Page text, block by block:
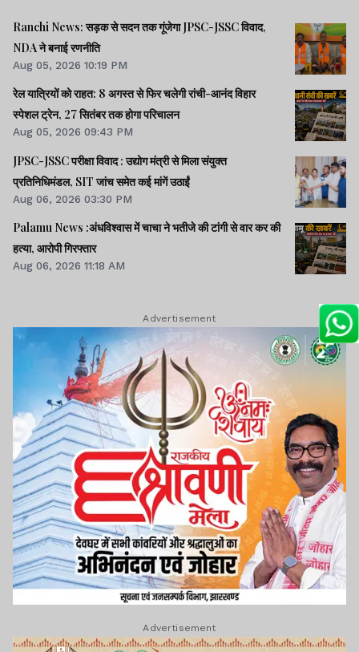
Ranchi News: सड़क से सदन तक गूंजेगा JPSC-JSSC विवाद,
NDA ने बनाई रणनीति
Aug 05, 2026 10:19 PM
रेल यात्रियों को राहत: 8 अगस्त से फिर चलेगी रांची-आनंद विहार
स्पेशल ट्रेन, 27 सितंबर तक होगा परिचालन
Aug 05, 2026 09:43 PM
JPSC-JSSC परीक्षा विवाद : उद्योग मंत्री से मिला संयुक्त
प्रतिनिधिमंडल, SIT जांच समेत कई मांगें उठाईं
Aug 06, 2026 03:30 PM
Palamu News :अंधविश्वास में चाचा ने भतीजे की टांगी से वार कर की
हत्या, आरोपी गिरफ्तार
Aug 06, 2026 11:18 AM
Advertisement
Advertisement